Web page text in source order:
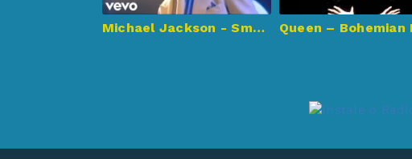
Michael Jackson - Smooth Criminal (Official Video)